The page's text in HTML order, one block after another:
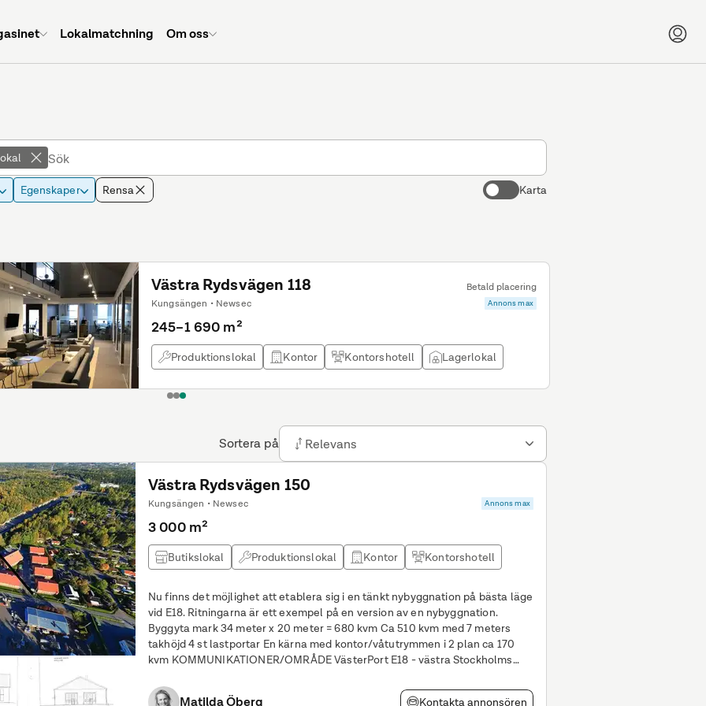
Lokalmatchning Om oss
Egenskaper Rensa Karta
Sortera på Relevans
Västra Rydsvägen 118
Betald placering
Kungsängen • Newsec
Annons max
245–1 690 m²
Produktionslokal Kontor Kontorshotell Lagerlokal
123
Västra Rydsvägen 150
Kungsängen • Newsec Annons max
3 000 m²
Butikslokal Produktionslokal Kontor Kontorshotell
Nu finns det möjlighet att etablera sig i en tänkt nybyggnation på bästa läge
vid E18. Ritningarna är ett exempel på en version av en nybyggnation.
Byggyta mark 34 meter x 20 meter = 680 kvm Ca 510 kvm med 7 meters
takhöjd 4 st lastportar En kärna med kontor/våtutrymmen i 2 plan ca 170
kvm KOMMUNIKATIONER/OMRÅDE VästerPort E18 - västra Stockholms
Matilda Öberg Kontakta annonsören